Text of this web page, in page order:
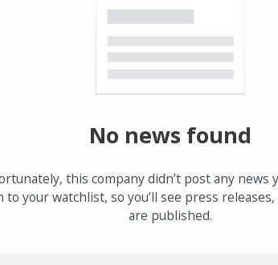
No news found
this company didn’t post any news
to your watchlist, so you’ll see press
are published.